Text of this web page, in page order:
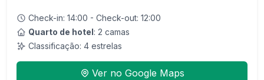
Check-in: 14:00 - Check-out: 12:00
Quarto de hotel: 2 camas
Classificação: 4 estrelas
Ver no Google Maps